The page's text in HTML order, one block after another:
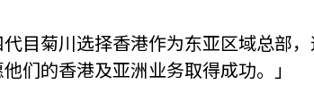
目菊川选择香港作为东亚区域总部
们的香港及亚洲业务取得成功。」